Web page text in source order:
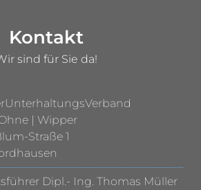
Kontakt
sind für Sie da!
| Wipper
Straße 1
Dipl.- Ing. Thomas Müller